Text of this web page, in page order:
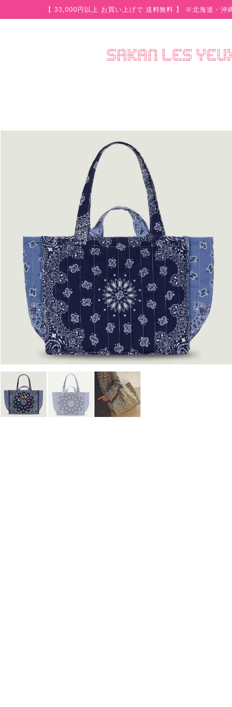
【 33,000円以上 お買い上げで 送料無料 】 ※北海道・沖